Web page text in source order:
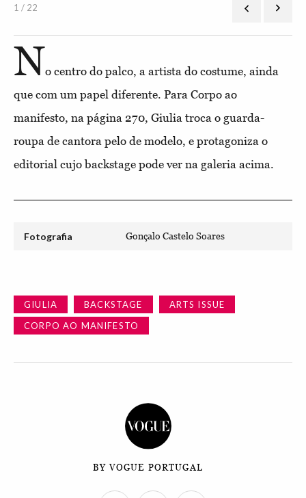
1 / 22
No centro do palco, a artista do costume, ainda
que com um papel diferente. Para Corpo ao
manifesto, na página 270, Giulia troca o guarda-
roupa de cantora pelo de modelo, e protagoniza o
editorial cujo backstage pode ver na galeria acima.
Fotografia Gonçalo Castelo Soares
GIULIA BACKSTAGE
ARTS ISSUE
CORPO AO MANIFESTO
BY VOGUE PORTUGAL